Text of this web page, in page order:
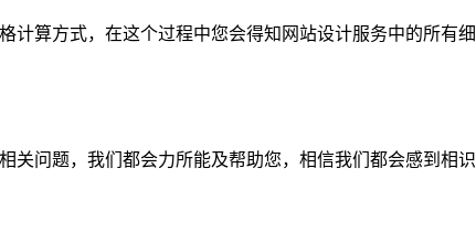
计算方式，在这个过程中您会得知网站设计服务中的所有
关问题，我们都会力所能及帮助您，相信我们都会感到相